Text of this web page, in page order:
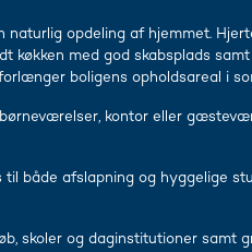
opdeling af hjemmet.
med god skabsplads
boligens opholdsareal i
kontor eller
både afslapning og hyggelige
skoler og daginstitutioner samt